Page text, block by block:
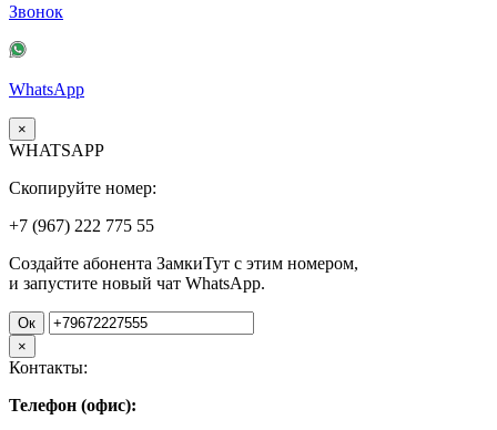
Звонок
WhatsApp
×
WHATSAPP
Скопируйте номер:
+7 (967) 222 775 55
Создайте абонента ЗамкиТут с этим номером,
и запустите новый чат WhatsApp.
Ок
×
Контакты:
Телефон (офис):